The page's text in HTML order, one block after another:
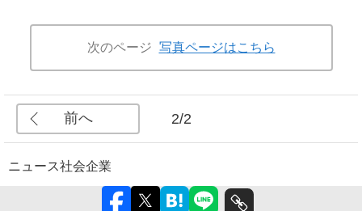
次のページ 写真ページはこちら
前へ 2/2
ニュース社会企業